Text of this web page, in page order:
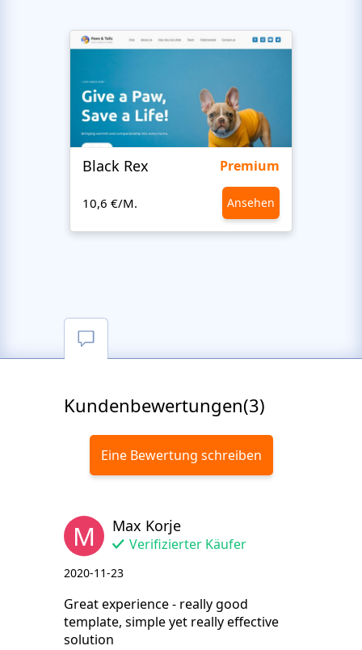
Black Rex Premium
10,6 €/M. Ansehen
Kundenbewertungen(3)
Eine Bewertung schreiben
M Max Korje
Verifizierter Käufer
2020-11-23
Great experience - really good
template, simple yet really effective
solution